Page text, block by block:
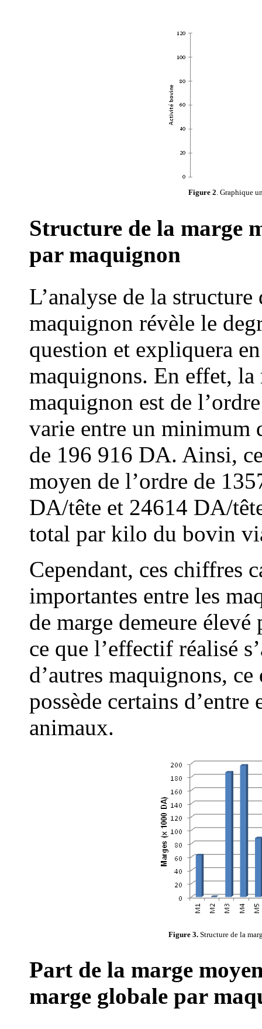
Figure 2. Graphique
Structure de la marge
par maquignon
L’analyse de la
maquignon révèle le
question et expliquera
maquignons. En effet, la
maquignon est de
varie entre un minimum
de 196 916 DA. Ainsi,
moyen de l’ordre de
DA/tête et 24614 DA/
total par kilo du bovin
Cependant, ces chiffres
importantes entre les
de marge demeure
ce que l’effectif réalisé
d’autres maquignons,
possède certains d’entre
animaux.
Figure 3.Structure de la
Part de la marge
marge globale par